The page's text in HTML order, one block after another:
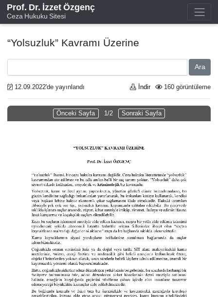
Prof. Dr. İzzet Özgenç
Ceza Hukuku Sitesi
“Yolsuzluk” Kavramı Üzerine
Ara
12.09.2022'de yayınlandı 160 görüntüleme
İndir
Önceki Sayfa 1/2 Sonraki Sayfa